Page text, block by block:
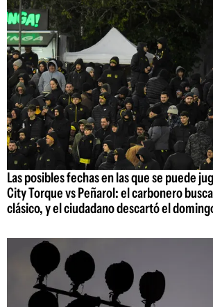
Las posibles fechas en las que se puede
City Torque vs Peñarol: el carbonero
clásico, y el ciudadano descartó el